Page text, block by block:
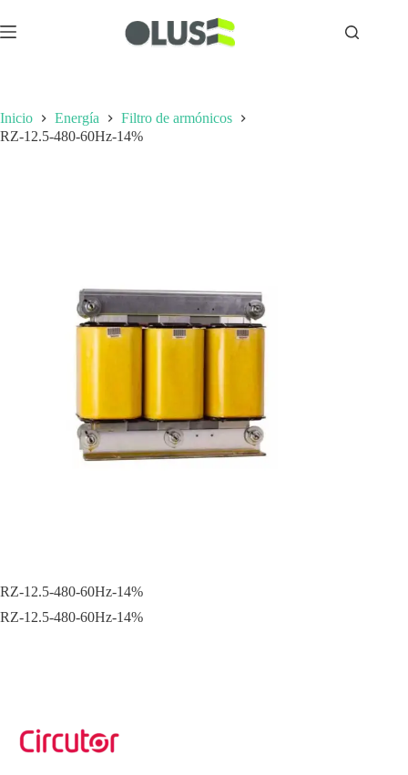
Inicio Energía
Filtro de armónicos
RZ-12.5-480-60Hz-14%
RZ-12.5-480-60Hz-14%
RZ-12.5-480-60Hz-14%